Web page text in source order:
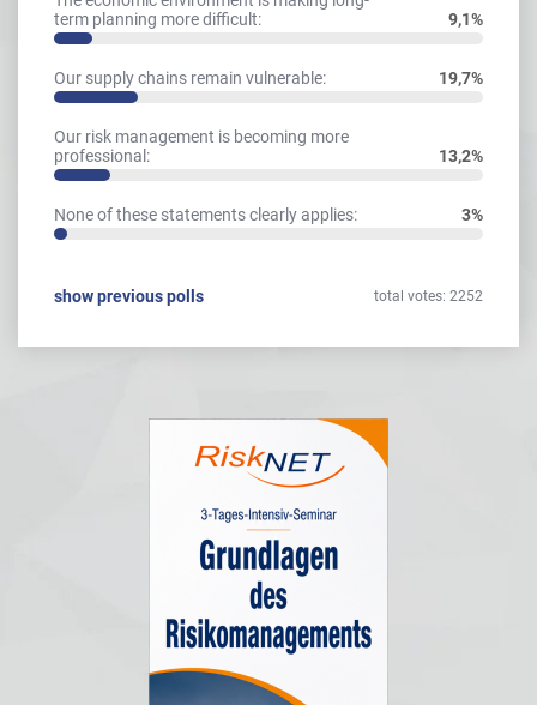
term planning more difficult:
9,1%
Our supply chains remain vulnerable: 19,7%
Our risk management is becoming more
professional:
13,2%
None of these statements clearly applies: 3%
show previous polls total votes: 2252